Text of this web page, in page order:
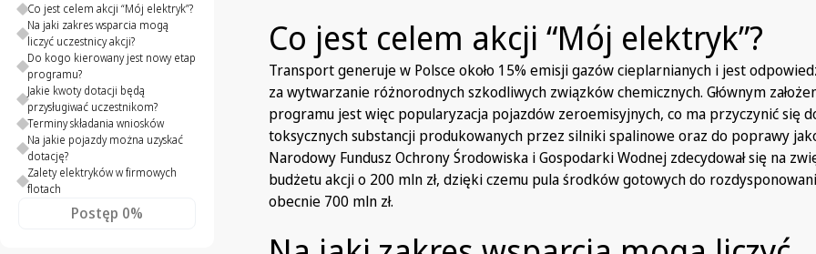
Co jest celem akcji “Mój elektryk”?
Na jaki zakres wsparcia mogą
liczyć uczestnicy akcji?
Do kogo kierowany jest nowy etap
programu?
Jakie kwoty dotacji będą
przysługiwać uczestnikom?
Terminy składania wniosków
Na jakie pojazdy można uzyskać
dotację?
Zalety elektryków w firmowych
flotach
Postęp 0%
Co jest celem akcji “Mój elektryk”?
Transport generuje w Polsce około 15% emisji gazów cieplarnianych i jest
za wytwarzanie różnorodnych szkodliwych związków chemicznych. Głównym
programu jest więc popularyzacja pojazdów zeroemisyjnych, co ma przyczynić się
toksycznych substancji produkowanych przez silniki spalinowe oraz do poprawy
Narodowy Fundusz Ochrony Środowiska i Gospodarki Wodnej zdecydował się na
budżetu akcji o 200 mln zł, dzięki czemu pula środków gotowych do
obecnie 700 mln zł.